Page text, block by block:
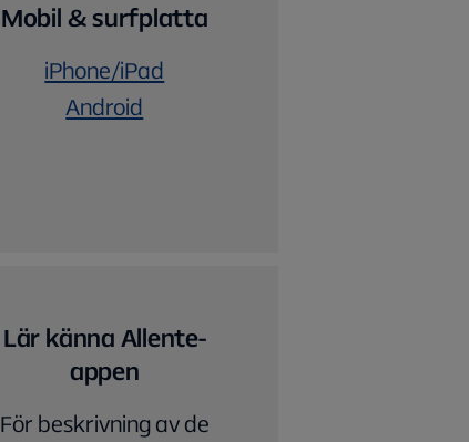
Mobil & surfplatta
iPhone/iPad
Android
Lär känna Allente-
appen
För beskrivning av de